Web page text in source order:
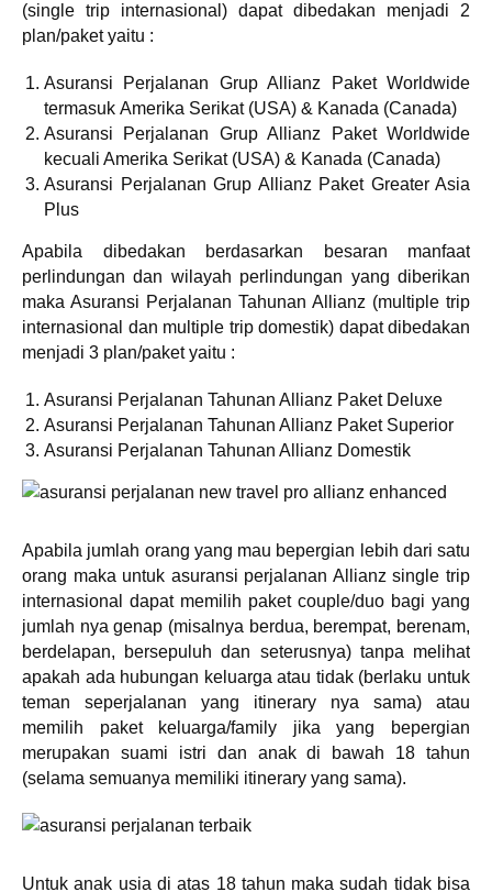
(single trip internasional) dapat dibedakan menjadi 2
plan/paket yaitu :
Asuransi Perjalanan Grup Allianz Paket Worldwide
termasuk Amerika Serikat (USA) & Kanada (Canada)
Asuransi Perjalanan Grup Allianz Paket Worldwide
kecuali Amerika Serikat (USA) & Kanada (Canada)
Asuransi Perjalanan Grup Allianz Paket Greater Asia
Plus
Apabila dibedakan berdasarkan besaran manfaat
perlindungan dan wilayah perlindungan yang diberikan
maka Asuransi Perjalanan Tahunan Allianz (multiple trip
internasional dan multiple trip domestik) dapat dibedakan
menjadi 3 plan/paket yaitu :
Asuransi Perjalanan Tahunan Allianz Paket Deluxe
Asuransi Perjalanan Tahunan Allianz Paket Superior
Asuransi Perjalanan Tahunan Allianz Domestik
Apabila jumlah orang yang mau bepergian lebih dari satu
orang maka untuk asuransi perjalanan Allianz single trip
internasional dapat memilih paket couple/duo bagi yang
jumlah nya genap (misalnya berdua, berempat, berenam,
berdelapan, bersepuluh dan seterusnya) tanpa melihat
apakah ada hubungan keluarga atau tidak (berlaku untuk
teman seperjalanan yang itinerary nya sama) atau
memilih paket keluarga/family jika yang bepergian
merupakan suami istri dan anak di bawah 18 tahun
(selama semuanya memiliki itinerary yang sama).
Untuk anak usia di atas 18 tahun maka sudah tidak bisa